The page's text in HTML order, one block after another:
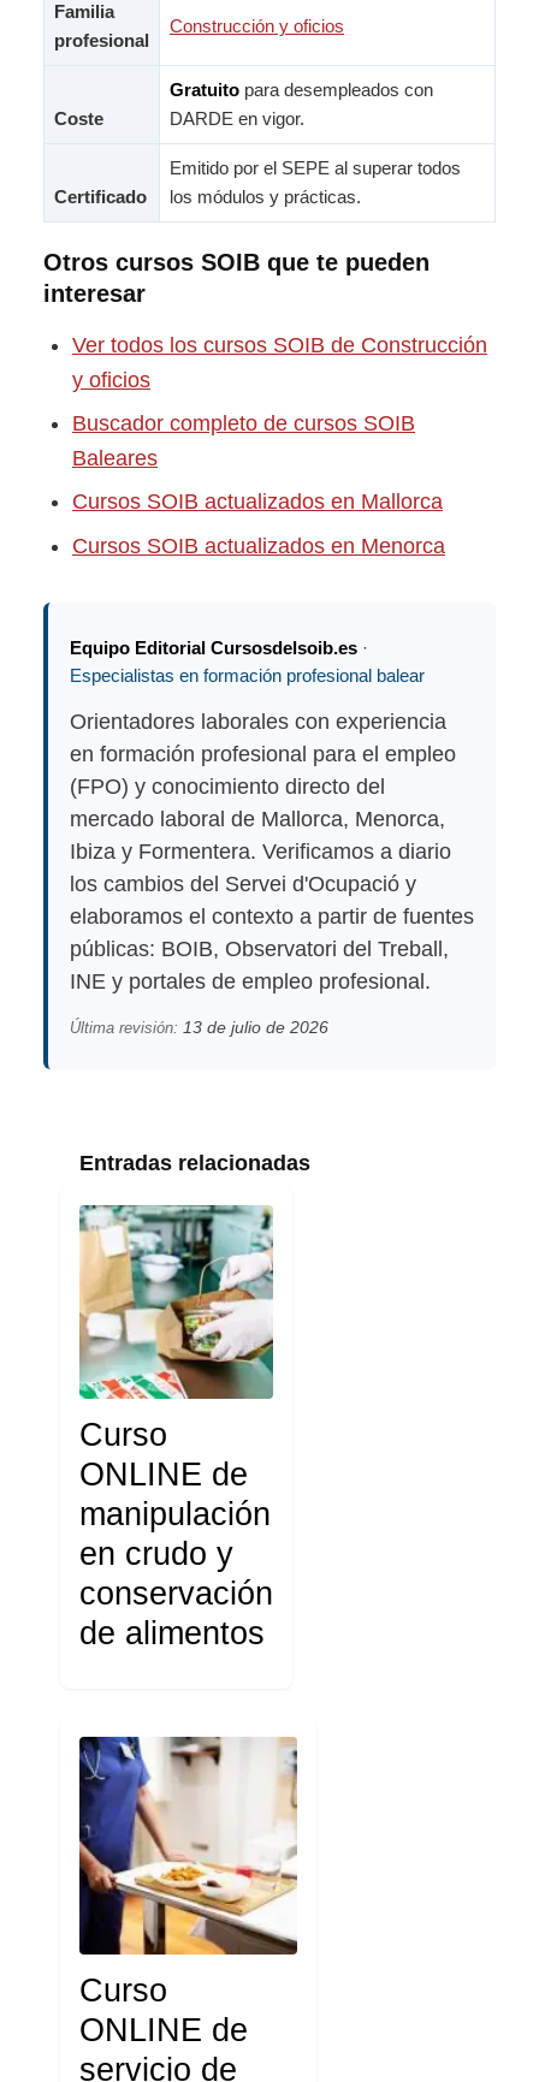
Familia
profesional
Construcción y oficios
Coste
Gratuitopara desempleados con
DARDE en vigor.
Certificado
Emitido por el SEPE al superar todos
los módulos y prácticas.
Otros cursos SOIB que te pueden
interesar
Ver todos los cursos SOIB de Construcción
y oficios
Buscador completo de cursos SOIB
Baleares
Cursos SOIB actualizados en Mallorca
Cursos SOIB actualizados en Menorca
Equipo Editorial Cursosdelsoib.es·
Especialistas en formación profesional balear
Orientadores laborales con experiencia
en formación profesional para el empleo
(FPO) y conocimiento directo del
mercado laboral de Mallorca, Menorca,
Ibiza y Formentera. Verificamos a diario
los cambios del Servei d'Ocupació y
elaboramos el contexto a partir de fuentes
públicas: BOIB, Observatori del Treball,
INE y portales de empleo profesional.
Última revisión: 13 de julio de 2026
Entradas relacionadas
Curso
ONLINE de
manipulación
en crudo y
conservación
de alimentos
Curso
ONLINE de
servicio de